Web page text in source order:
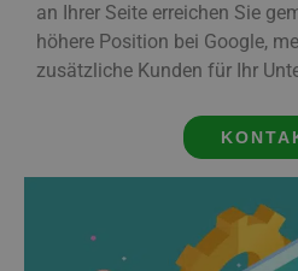
an Ihrer Seite erreichen Sie
höhere Position bei Google,
zusätzliche Kunden für Ihr